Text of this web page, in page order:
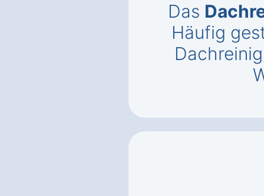
Das
Häufig